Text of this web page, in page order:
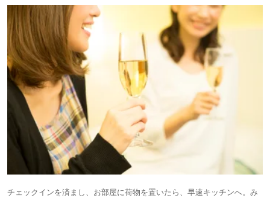
チェックインを済まし、お部屋に荷物を置いたら、早速キッチンへ。み